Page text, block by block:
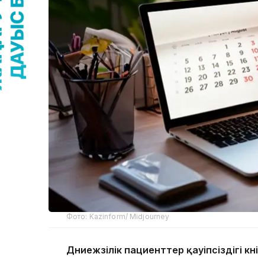
Фото: Kazinform/ Midjourney
Дүниежүзілік пациенттер қауіпсіздігі күні